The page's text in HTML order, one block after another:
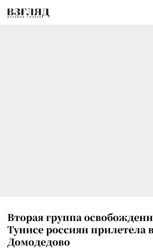
Вторая группа
Тунисе россиян прилетела в
Домодедово